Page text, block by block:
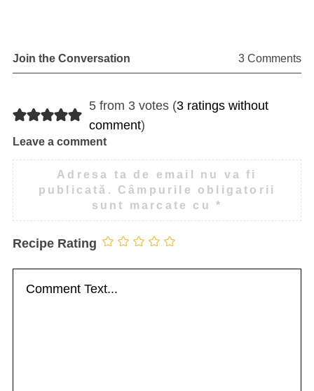
Join the Conversation 3 Comments
5 from 3 votes (3 ratings without
comment)
Leave a comment
Adresa ta de email nu va fi
publicată.
Câmpurile obligatorii
sunt marcate cu *
Recipe Rating